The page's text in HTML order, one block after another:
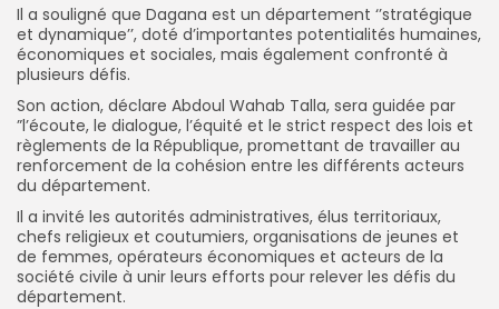
Il a souligné que Dagana est un département ‘’stratégique
et dynamique’’, doté d’importantes potentialités humaines,
économiques et sociales, mais également confronté à
plusieurs défis.
Son action, déclare Abdoul Wahab Talla, sera guidée par
”l’écoute, le dialogue, l’équité et le strict respect des lois et
règlements de la République, promettant de travailler au
renforcement de la cohésion entre les différents acteurs
du département.
Il a invité les autorités administratives, élus territoriaux,
chefs religieux et coutumiers, organisations de jeunes et
de femmes, opérateurs économiques et acteurs de la
société civile à unir leurs efforts pour relever les défis du
département.